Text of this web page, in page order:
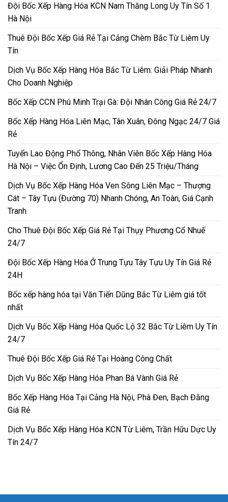
Đội Bốc Xếp Hàng Hóa KCN Nam Thăng Long Uy Tín Số 1
Hà Nội
Thuê Đội Bốc Xếp Giá Rẻ Tại Cảng Chèm Bắc Từ Liêm Uy
Tín
Dịch Vụ Bốc Xếp Hàng Hóa Bắc Từ Liêm: Giải Pháp Nhanh
Cho Doanh Nghiệp
Bốc Xếp CCN Phú Minh Trại Gà: Đội Nhân Công Giá Rẻ 24/7
Bốc Xếp Hàng Hóa Liên Mạc, Tân Xuân, Đông Ngạc 24/7 Giá
Rẻ
Tuyển Lao Động Phổ Thông, Nhân Viên Bốc Xếp Hàng Hóa
Hà Nội – Việc Ổn Định, Lương Cao Đến 25 Triệu/Tháng
Dịch Vụ Bốc Xếp Hàng Hóa Ven Sông Liên Mạc – Thượng
Cát – Tây Tựu (Đường 70) Nhanh Chóng, An Toàn, Giá Cạnh
Tranh
Cho Thuê Đội Bốc Xếp Giá Rẻ Tại Thụy Phương Cổ Nhuế
24/7
Đội Bốc Xếp Hàng Hóa Ở Trung Tựu Tây Tựu Uy Tín Giá Rẻ
24H
Bốc xếp hàng hóa tại Văn Tiến Dũng Bắc Từ Liêm giá tốt
nhất
Dịch Vụ Bốc Xếp Hàng Hóa Quốc Lộ 32 Bắc Từ Liêm Uy Tín
24/7
Thuê Đội Bốc Xếp Giá Rẻ Tại Hoàng Công Chất
Dịch Vụ Bốc Xếp Hàng Hóa Phan Bá Vành Giá Rẻ
Bốc Xếp Hàng Hóa Tại Cảng Hà Nội, Phà Đen, Bạch Đằng
Giá Rẻ
Dịch Vụ Bốc Xếp Hàng Hóa KCN Từ Liêm, Trần Hữu Dực Uy
Tín 24/7